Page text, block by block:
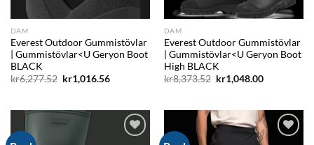
DAM
Everest Outdoor Gummistövlar
| Gummistövlar<U Geryon Boot
BLACK
kr6,277.52 Det
ursprungliga
kr6,277.52.
kr1,016.56Det
kr1,016.56.
DAM
Everest Outdoor Gummistövlar
| Gummistövlar<U Geryon Boot
High BLACK
kr8,373.52 Det
ursprungliga
kr8,373.52.
kr1,048.00Det
kr1,048.00.